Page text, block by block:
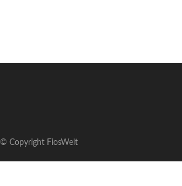
© Copyright FiosWelt